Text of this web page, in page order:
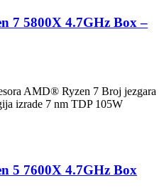
7 5800X 4.7GHz Box –
AMD® Ryzen 7 Broj jezgara
izrade 7 nm TDP 105W
5 7600X 4.7GHz Box